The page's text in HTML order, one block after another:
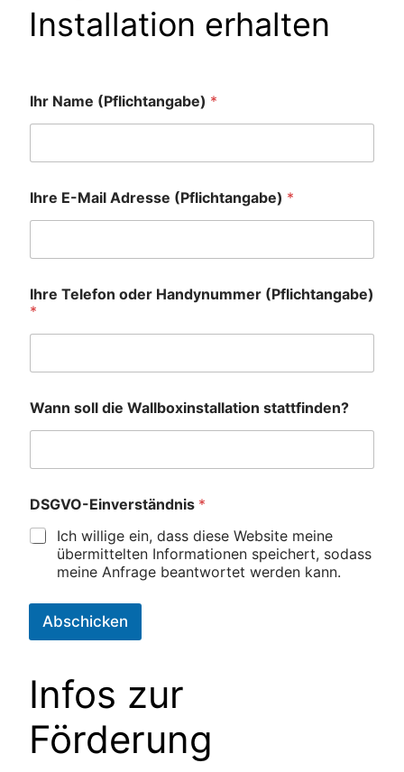
Installation erhalten
Ihr Name (Pflichtangabe) *
Ihre E-Mail Adresse (Pflichtangabe) *
Ihre Telefon oder Handynummer (Pflichtangabe)
*
Wann soll die Wallboxinstallation stattfinden?
DSGVO-Einverständnis *
Ich willige ein, dass diese Website meine
übermittelten Informationen speichert, sodass
meine Anfrage beantwortet werden kann.
Abschicken
Infos zur
Förderung